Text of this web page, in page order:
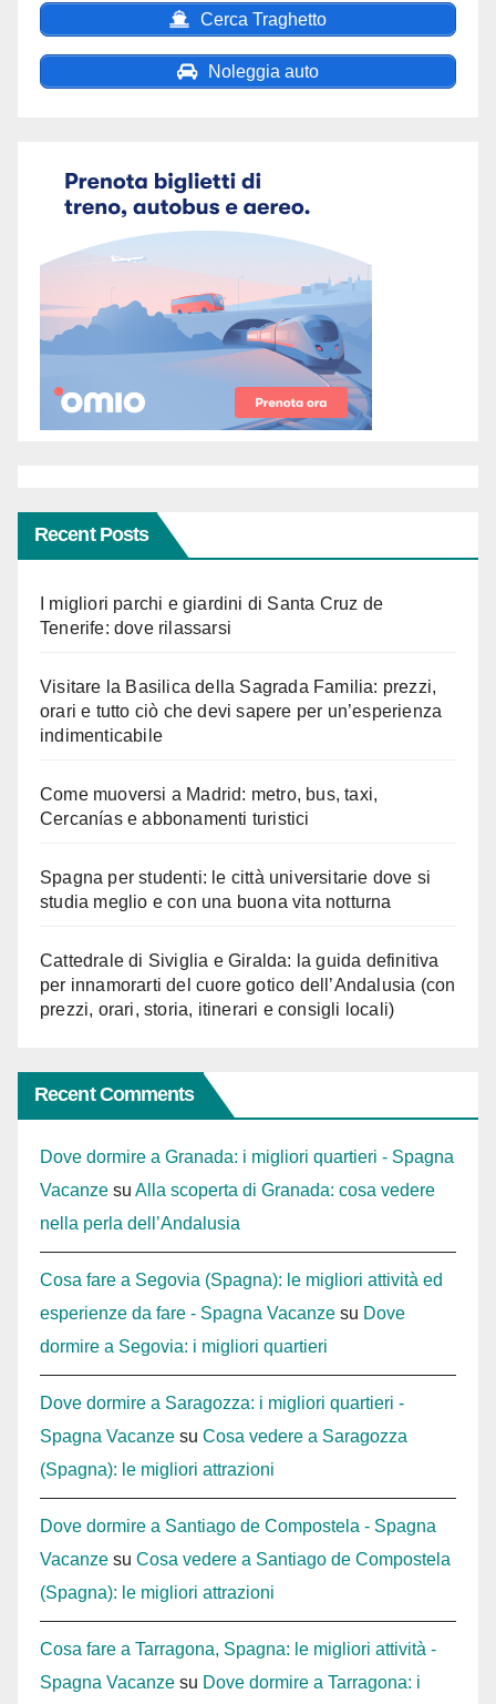
Cerca Traghetto
Noleggia auto
Recent Posts
I migliori parchi e giardini di Santa Cruz de
Tenerife: dove rilassarsi
Visitare la Basilica della Sagrada Familia: prezzi,
orari e tutto ciò che devi sapere per un’esperienza
indimenticabile
Come muoversi a Madrid: metro, bus, taxi,
Cercanías e abbonamenti turistici
Spagna per studenti: le città universitarie dove si
studia meglio e con una buona vita notturna
Cattedrale di Siviglia e Giralda: la guida definitiva
per innamorarti del cuore gotico dell’Andalusia (con
prezzi, orari, storia, itinerari e consigli locali)
Recent Comments
Dove dormire a Granada: i migliori quartieri - Spagna
Vacanze su Alla scoperta di Granada: cosa vedere
nella perla dell’Andalusia
Cosa fare a Segovia (Spagna): le migliori attività ed
esperienze da fare - Spagna Vacanze su Dove
dormire a Segovia: i migliori quartieri
Dove dormire a Saragozza: i migliori quartieri -
Spagna Vacanze su Cosa vedere a Saragozza
(Spagna): le migliori attrazioni
Dove dormire a Santiago de Compostela - Spagna
Vacanze su Cosa vedere a Santiago de Compostela
(Spagna): le migliori attrazioni
Cosa fare a Tarragona, Spagna: le migliori attività -
Spagna Vacanze su Dove dormire a Tarragona: i